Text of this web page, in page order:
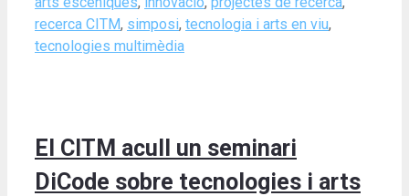
recerca CITM, simposi, tecnologia i arts en viu,
tecnologies multimèdia
El CITM acull un seminari
DiCode sobre tecnologies i arts